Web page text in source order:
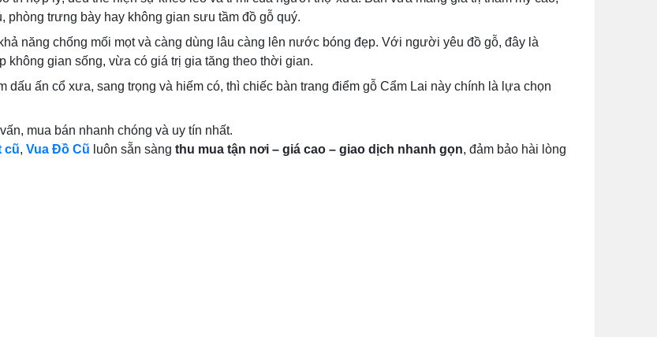
trưng bày hay không gian sưu tầm đồ gỗ quý.
năng chống mối mọt và càng dùng lâu càng lên nước bóng đẹp. Với người yêu đồ gỗ, đây là
gian sống, vừa có giá trị gia tăng theo thời gian.
dấu ấn cổ xưa, sang trọng và hiếm có, thì chiếc bàn trang điểm gỗ Cẩm Lai này chính là lựa chọn
mua bán nhanh chóng và uy tín nhất.
cũ, Vua Đồ Cũ luôn sẵn sàng thu mua tận nơi – giá cao – giao dịch nhanh gọn, đảm bảo hài lòng